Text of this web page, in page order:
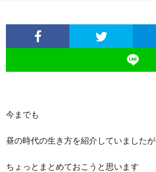
今までも
昼の時代の生き方を紹介していましたが
ちょっとまとめておこうと思います